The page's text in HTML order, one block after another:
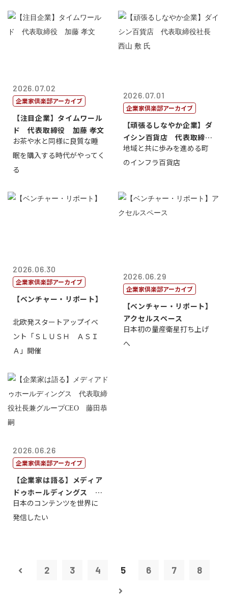
2026.07.02
企業家倶楽部アーカイブ
【注目企業】タイムワール
ド 代表取締役 加藤 孝文
お茶や水と同様に良質な睡
眠を購入する時代がやってく
る
2026.07.01
企業家倶楽部アーカイブ
【頑張るしなやか企業】ダ
イシン百貨店 代表取締役
社長 西山 ...
地域と共に歩みを進める町
のインフラ百貨店
2026.06.30
企業家倶楽部アーカイブ
【ベンチャー・リポート】
北欧発スタートアップイベ
ント「ＳＬＵＳＨ ＡＳＩ
Ａ」開催
2026.06.29
企業家倶楽部アーカイブ
【ベンチャー・リポート】
アクセルスペース
日本初の量産衛星打ち上げ
へ
2026.06.26
企業家倶楽部アーカイブ
【企業家は語る】メディア
ドゥホールディングス 代
表取締役社長...
日本のコンテンツを世界に
発信したい
2 3 4 5 6 7 8